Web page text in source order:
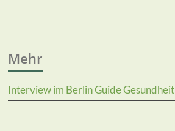
Mehr
Interview im Berlin Guide Gesundheit